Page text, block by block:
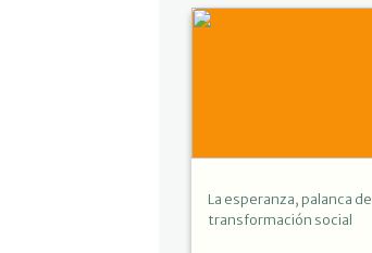
La esperanza, palanca de
transformación social